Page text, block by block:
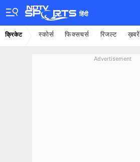
हिंदी
क्रिकेट स्कोर्स फिक्सचर्स रिजल्ट ख़बरें
Advertisement